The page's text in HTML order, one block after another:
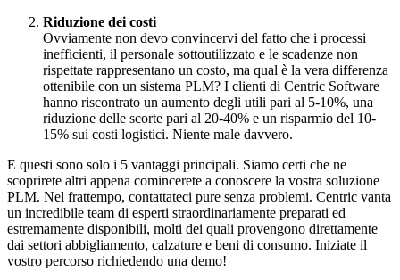
Riduzione dei costi
Ovviamente non devo convincervi del fatto che i processi
inefficienti, il personale sottoutilizzato e le scadenze non
rispettate rappresentano un costo, ma qual è la vera differenza
ottenibile con un sistema PLM? I clienti di Centric Software
hanno riscontrato un aumento degli utili pari al 5-10%, una
riduzione delle scorte pari al 20-40% e un risparmio del 10-
15% sui costi logistici. Niente male davvero.
E questi sono solo i 5 vantaggi principali. Siamo certi che ne
scoprirete altri appena comincerete a conoscere la vostra soluzione
PLM. Nel frattempo, contattateci pure senza problemi. Centric vanta
un incredibile team di esperti straordinariamente preparati ed
estremamente disponibili, molti dei quali provengono direttamente
dai settori abbigliamento, calzature e beni di consumo. Iniziate il
vostro percorso richiedendo una demo!